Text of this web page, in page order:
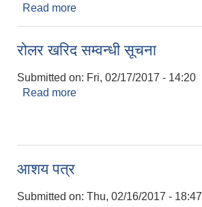
Read more
रोलर खरिद सम्वन्धी सूचना
Submitted on: Fri, 02/17/2017 - 14:20
Read more
आशय पत्र
Submitted on: Thu, 02/16/2017 - 18:47